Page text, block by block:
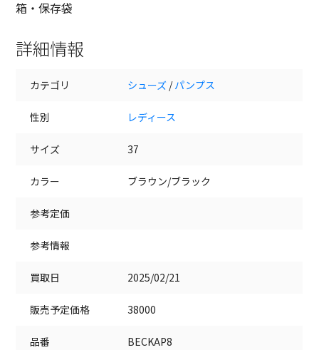
箱・保存袋
詳細情報
カテゴリ シューズ /パンプス
性別 レディース
サイズ 37
カラー ブラウン/ブラック
参考定価
参考情報
買取日 2025/02/21
販売予定価格 38000
品番 BECKAP8